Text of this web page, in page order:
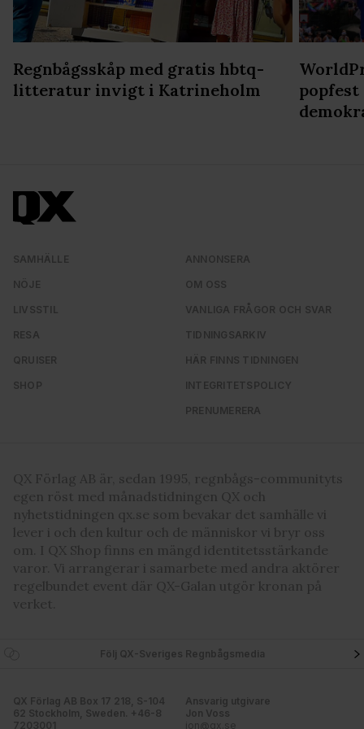
Regnbågsskåp med gratis hbtq-
litteratur invigt i Katrineholm
SAMHÄLLE
NÖJE
LIVSSTIL
RESA
QRUISER
SHOP
ANNONSERA
OM OSS
VANLIGA FRÅGOR OCH SVAR
TIDNINGSARKIV
HÄR FINNS TIDNINGEN
INTEGRITETSPOLICY
PRENUMERERA
QX Förlag AB är, sedan 1995, regnbågs-communityts
egen röst med månadstidningen QX och
nyhetstidningen qx.se som bevakar det samhälle vi
lever i och den kultur och de människor vi bryr oss
om. I QX Shop finns en mängd identitetsstärkande
varor. Vi arrangerar i samarbete med andra aktörer
regelbundet event där QX-Galan utgör kronan på
verket.
Följ QX-Sveriges Regnbågsmedia
QX Förlag AB Box 17 218, S-104
62 Stockholm, Sweden. +46-8
7203001
Ansvarig utgivare
Jon Voss
jon@qx.se